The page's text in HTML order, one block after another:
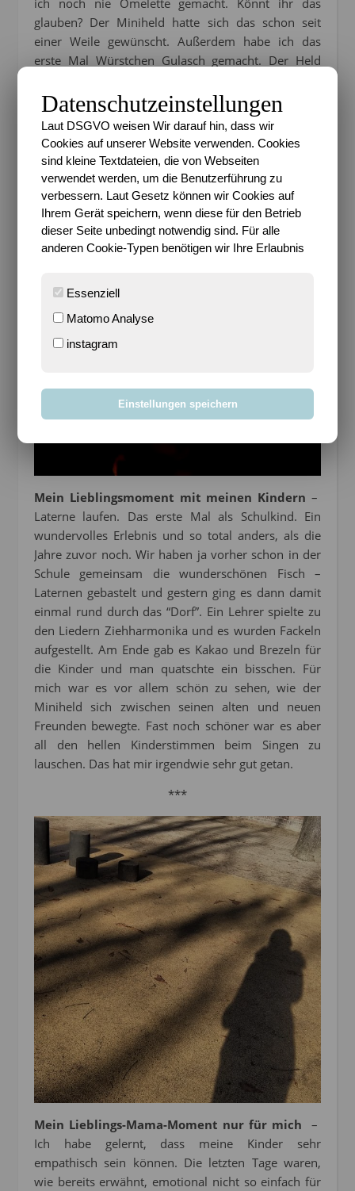
ich noch nie Omelette gemacht. Könnt ihr das
glauben? Der Miniheld hatte sich das schon seit
einer Weile gewünscht. Außerdem habe ich das
erste Mal Würstchen Gulasch gemacht. Der Held
eigentlich gar nicht. Die Kinder aber dafür umso
mehr. Das Rezept habe ich für euch dann auch
verbloggt
***
Mein Lieblingsmoment mit meinen Kindern –
Laterne laufen. Das erste Mal als Schulkind. Ein
wundervolles Erlebnis und so total anders, als die
Jahre zuvor noch. Wir haben ja vorher schon in der
Schule gemeinsam die wunderschönen Fisch –
Laternen gebastelt und gestern ging es dann damit
einmal rund durch das “Dorf”. Ein Lehrer spielte zu
den Liedern Ziehharmonika und es wurden Fackeln
aufgestellt. Am Ende gab es Kakao und Brezeln für
die Kinder und man quatschte ein bisschen. Für
mich war es vor allem schön zu sehen, wie der
Miniheld sich zwischen seinen alten und neuen
Freunden bewegte. Fast noch schöner war es aber
all den hellen Kinderstimmen beim Singen zu
lauschen. Das hat mir irgendwie sehr gut getan.
***
Mein Lieblings-Mama-Moment nur für mich –
Ich habe gelernt, dass meine Kinder sehr
empathisch sein können. Die letzten Tage waren,
wie bereits erwähnt, emotional nicht so einfach für
Datenschutzeinstellungen
Laut DSGVO weisen Wir darauf hin, dass wir
Cookies auf unserer Website verwenden. Cookies
sind kleine Textdateien, die von Webseiten
verwendet werden, um die Benutzerführung zu
verbessern. Laut Gesetz können wir Cookies auf
Ihrem Gerät speichern, wenn diese für den Betrieb
dieser Seite unbedingt notwendig sind. Für alle
anderen Cookie-Typen benötigen wir Ihre Erlaubnis
Essenziell
Matomo Analyse
instagram
Einstellungen speichern